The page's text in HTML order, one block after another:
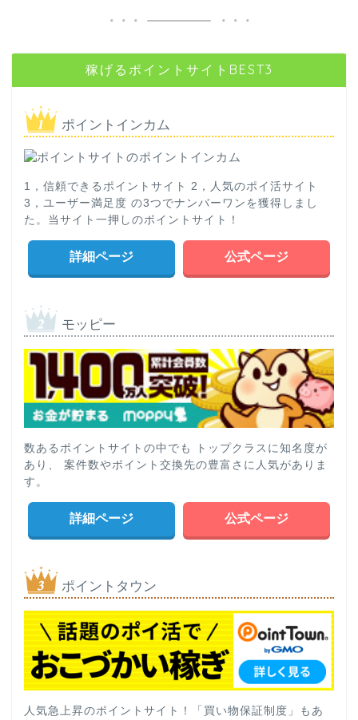
稼げるポイントサイトBEST3
ポイントインカム
1，信頼できるポイントサイト 2，人気のポイ活サイト
3，ユーザー満足度 の3つでナンバーワンを獲得しまし
た。当サイト一押しのポイントサイト！
詳細ページ 公式ページ
モッピー
数あるポイントサイトの中でも トップクラスに知名度が
あり、 案件数やポイント交換先の豊富さに人気がありま
す。
詳細ページ 公式ページ
ポイントタウン
人気急上昇のポイントサイト！「買い物保証制度」もあ